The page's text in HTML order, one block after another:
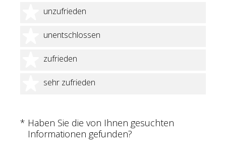
unzufrieden
2 Sterne
unentschlossen
3 Sterne
zufrieden
4 Sterne
sehr zufrieden
5 Sterne
* Haben Sie die von Ihnen gesuchten
Informationen gefunden?
(Erforderlich.)